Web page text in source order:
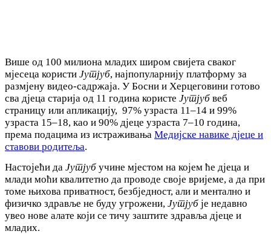
Више од 100 милиона младих широм свијета сваког
мјесеца користи Јутјуб, најпопуларнију платформу за
размјену видео-садржаја. У Босни и Херцеговини готово
сва дјеца старија од 11 година користе Јутјуб веб
страницу или апликацију, 97% узраста 11‒14 и 99%
узраста 15‒18, као и 90% дјеце узраста 7‒10 година,
према подацима из истраживања Медијске навике дјеце и
ставови родитеља.
Настојећи да Јутјуб учине мјестом на којем ће дјеца и
млади моћи квалитетно да проводе своје вријеме, а да при
томе њихова приватност, безбједност, али и ментално и
физичко здравље не буду угрожени, Јутјуб је недавно
увео нове алате који се тичу заштите здравља дјеце и
младих.